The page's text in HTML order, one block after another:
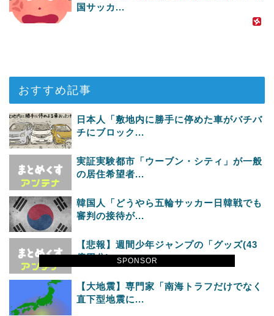
SPONSOR
国サッカ...
おすすめ記事
日本人「敷地内に勝手に停めた車がバチバ
チにブロック...
実証実験都市「ウーブン・シティ」が一般
の居住希望者...
韓国人「どうやら五輪サッカー日韓戦でも
審判の接待が...
【悲報】週間少年ジャンプの「グッズ(43
億円分)」...
【大地震】専門家「南海トラフだけでなく
直下型地震に...